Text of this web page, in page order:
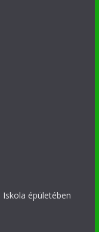
épületében